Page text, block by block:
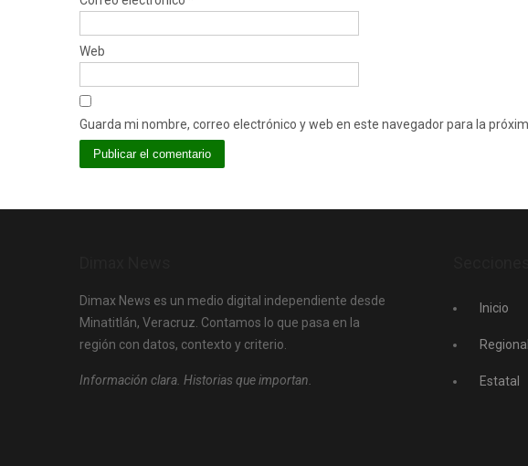
Web
Guarda mi nombre, correo electrónico y web en este navegador para la
Dimax News es un medio digital independiente desde
Minatitlán, Veracruz. Contamos lo que pasa en la
región con datos, contexto y criterio.
Información clara. Historias que importan.
Inicio
Regional
Estatal